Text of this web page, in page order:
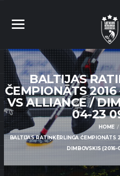
BALTIJAS
ČEMPIONĀTS
VS ALLIANCE /
04-23
HOME
BALTIJAS RATIŅKĒRLINGA ČEMPIONĀTS
DIMBOVSKIS